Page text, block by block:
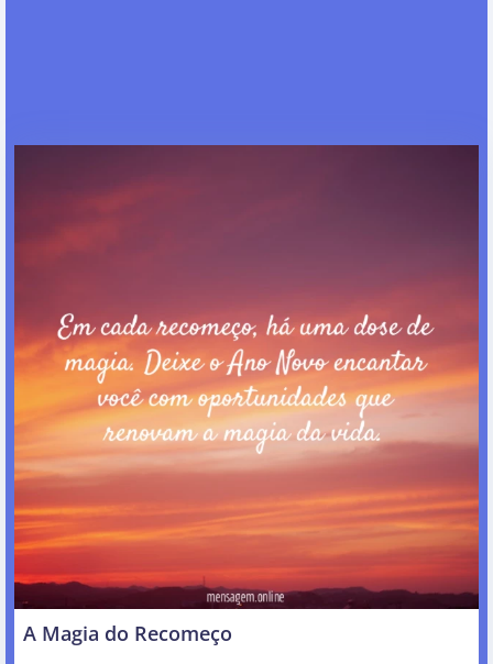
A Magia do Recomeço